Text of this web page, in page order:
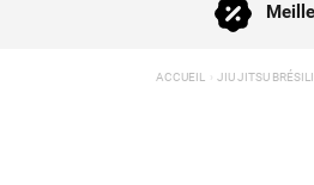
ACCUEIL JIU JITSU